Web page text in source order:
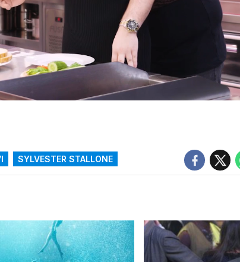
SYLVESTER STALLONE